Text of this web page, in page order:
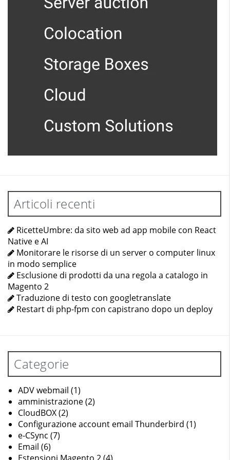
Articoli recenti
RicetteUmbre: da sito web ad app mobile con React
Native e AI
Monitorare le risorse di un server o computer linux
in modo semplice
Esclusione di prodotti da una regola a catalogo in
Magento 2
Traduzione di testo con googletranslate
Restart di php-fpm con capistrano dopo un deploy
Categorie
ADV webmail (1)
amministrazione(2)
CloudBOX(2)
Configurazione account email Thunderbird (1)
e-CSync (7)
Email (6)